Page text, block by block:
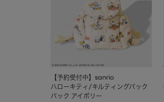
【予約受付中】sanrio
ハローキティ/キルティングバック
パック アイボリー